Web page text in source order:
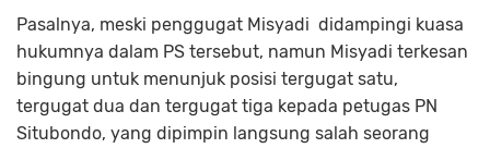
Pasalnya, meski penggugat Misyadi didampingi kuasa
hukumnya dalam PS tersebut, namun Misyadi terkesan
bingung untuk menunjuk posisi tergugat satu,
tergugat dua dan tergugat tiga kepada petugas PN
Situbondo, yang dipimpin langsung salah seorang